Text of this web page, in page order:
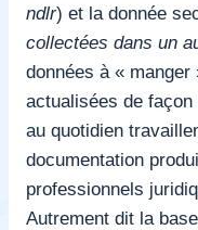
ndlr) et la donnée
collectées dans un
données à «
actualisées de
au quotidien
documentation
professionnels
Autrement dit la